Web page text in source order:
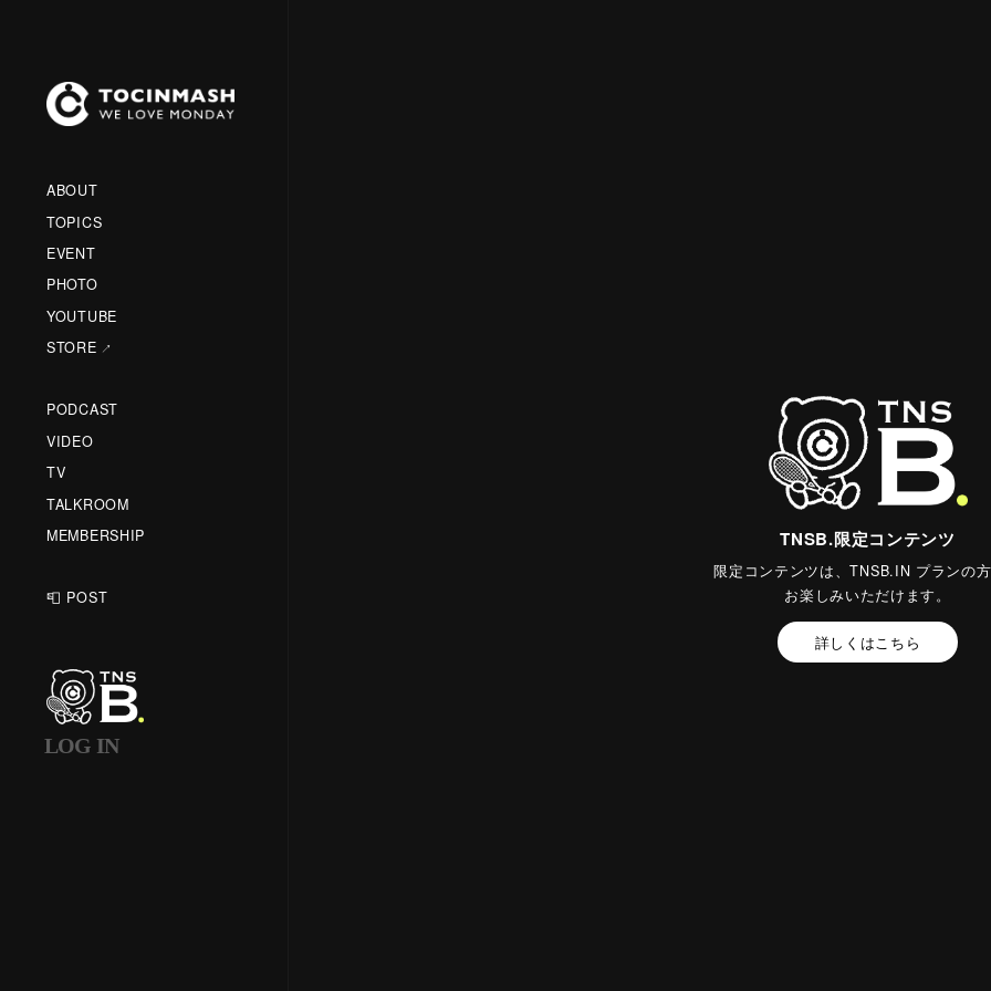
ABOUT
TOPICS
EVENT
PHOTO
YOUTUBE
STORE
PODCAST
VIDEO
TV
TALKROOM
MEMBERSHIP
📮 POST
LOG IN
TNSB.限定コンテンツ
限定コンテンツは、TNSB.IN プランの
お楽しみいただけます。
詳しくはこちら